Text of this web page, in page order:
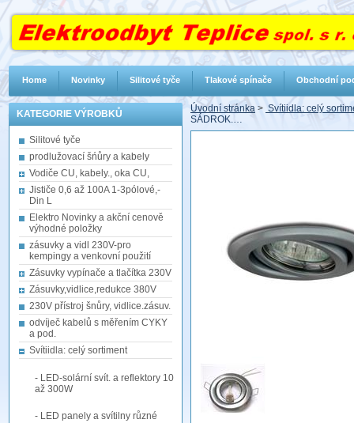
KATEGORIE VÝROBKŮ
Silitové tyče
prodlužovací šńůry a kabely
Vodiče CU, kabely., oka CU,
Jističe 0,6 až 100A 1-3pólové,-
Din L
Elektro Novinky a akční cenově
výhodné položky
zásuvky a vidl 230V-pro
kempingy a venkovní použití
Zásuvky vypínače a tlačítka 230V
Zásuvky,vidlice,redukce 380V
230V přístroj šnůry, vidlice.zásuv.
odvíječ kabelů s měřením CYKY
a pod.
Svítiidla: celý sortiment
- LED-solární svít. a reflektory 10
až 300W
- LED panely a svítilny různé
Úvodní stránka > Svítiidla: celý
SÁDROK.…
Home Novinky Silitové tyče Tlakové spínače Obchodní